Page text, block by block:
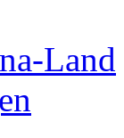
Land